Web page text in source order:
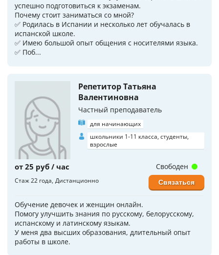
успешно подготовиться к экзаменам.
Почему стоит заниматься со мной?
✅ Родилась в Испании и несколько лет обучалась в
испанской школе.
✅ Имею большой опыт общения с носителями языка.
✅ Поб...
Репетитор Татьяна
Валентиновна
Частный преподаватель
для начинающих
школьники 1-11 класса, студенты,
взрослые
от 25 руб / час
Стаж 22 года Дистанционно
Обучение девочек и женщин онлайн.
Помогу улучшить знания по русскому, белорусскому,
испанскому и латинскому языкам.
У меня два высших образования, длительный опыт
работы в школе.
Свободен
Связаться